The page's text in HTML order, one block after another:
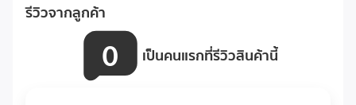
เฉพาะแบรนด์เดียว.
ใช้งานได้นานหลายวัน ต่อการชาร์จเพียงครั้งเดียว
รีวิวจากลูกค้า
0 เป็นคนแรกที่รีวิวสินค้านี้